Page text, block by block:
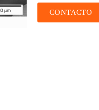
CONTACTO